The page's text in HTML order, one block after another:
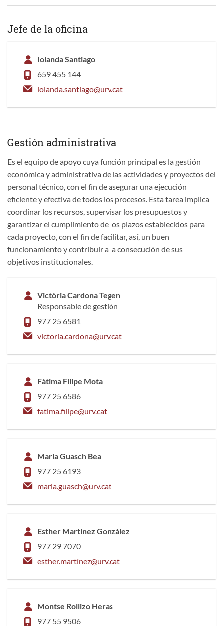
Jefe de la oficina
Iolanda Santiago
659 455 144
iolanda.santiago@urv.cat
Gestión administrativa
Es el equipo de apoyo cuya función principal es la gestión
económica y administrativa de las actividades y proyectos del
personal técnico, con el fin de asegurar una ejecución
eficiente y efectiva de todos los procesos. Esta tarea implica
coordinar los recursos, supervisar los presupuestos y
garantizar el cumplimiento de los plazos establecidos para
cada proyecto, con el fin de facilitar, así, un buen
funcionamiento y contribuir a la consecución de sus
objetivos institucionales.
Victòria Cardona Tegen
Responsable de gestión
977 25 6581
victoria.cardona@urv.cat
Fàtima Filipe Mota
977 25 6586
fatima.filipe@urv.cat
Maria Guasch Bea
977 25 6193
maria.guasch@urv.cat
Esther Martínez Gonzàlez
977 29 7070
esther.martínez@urv.cat
Montse Rollizo Heras
977 55 9506